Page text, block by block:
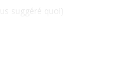
suggéré quoi)
mettre un pare